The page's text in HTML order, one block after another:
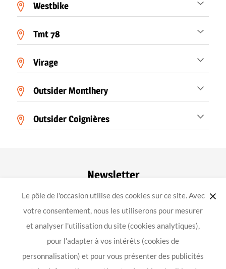
Westbike
Tmt 78
Virage
Outsider Montlhery
Outsider Coignières
Newsletter
Le pôle de l'occasion utilise des cookies sur ce site. Avec
votre consentement, nous les utiliserons pour mesurer
et analyser l'utilisation du site (cookies analytiques),
pour l'adapter à vos intérêts (cookies de
personnalisation) et pour vous présenter des publicités